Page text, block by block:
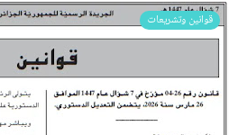
قوانين وتشريعات